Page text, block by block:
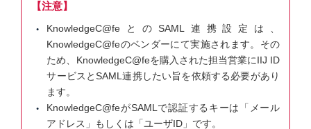
【注意】
KnowledgeC@feとのSAML連携設定は、
KnowledgeC@feのベンダーにて実施されます。その
ため、KnowledgeC@feを購入された担当営業にIIJ ID
サービスとSAML連携したい旨を依頼する必要があり
ます。
KnowledgeC@feがSAMLで認証するキーは「メール
アドレス」もしくは「ユーザID」です。